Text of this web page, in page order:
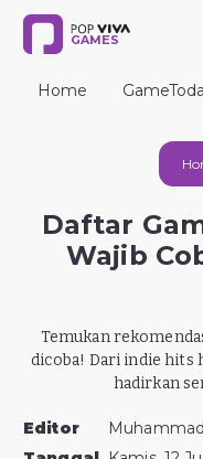
GAMES
Home
Daftar
Wajib
Temukan
dicoba! Dari indie hits
hadirkan
Editor